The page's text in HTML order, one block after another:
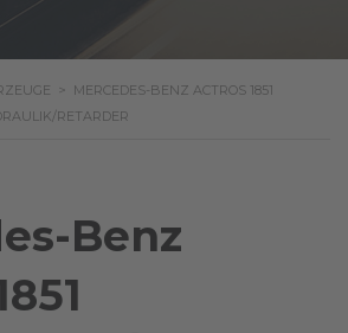
>
MERCEDES-BENZ ACTROS 1851
RETARDER
Benz